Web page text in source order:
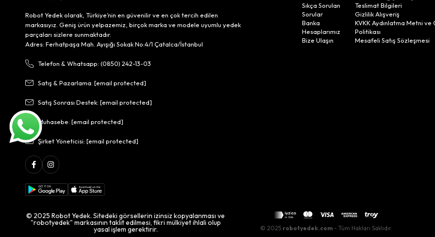
Robot Yedek olarak, Türkiye’nin en güvenilir ve en çok tercih edilen
markasıyız. Geniş ürün yelpazemiz, birçok marka ve modele uyumlu yedek
parçaları sizlere sunmaktadır.
Adres: Ferhatpaşa Mah. Ayışığı Sokak No:4/1 Çatalca/İstanbul
Telefon & Whatsapp: (0850) 242-13-03
Satış & Pazarlama: [email protected]
Satış Sonrası Destek: [email protected]
Muhasebe: [email protected]
Şirket Yöneticisi: [email protected]
Sıkça Sorulan
Sorular
Banka
Hesaplarımız
Bize Ulaşın
Teslimat Bilgileri
Gizlilik Alışveriş
KVKK Aydınlatma Metni ve
Politikası
Mesafeli Satış Sözleşmesi
© 2025 Robot Yedek. Sitedeki görsellerin izinsiz kopyalanması ve
"robotyedek" markasının taklit edilmesi, fikri mülkiyet ihlali olup
yasal işlem gerektirir. © 2025 robotyedek.com- Tüm Hakları Saklıdır.